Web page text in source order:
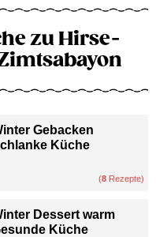
zu Hirse-
Gebacken
Küche
(8 Rezepte)
Dessert warm
Küche